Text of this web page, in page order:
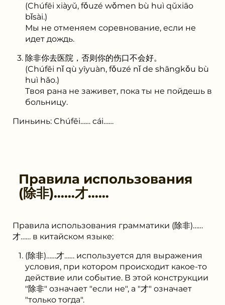
(Chúfēi xiàyǔ, fǒuzé wǒmen bù huì qǔxiāo
bǐsài.)
Мы не отменяем соревнование, если не
идет дождь.
除非你去医院，否则你的伤口不会好。
(Chúfēi nǐ qù yīyuàn, fǒuzé nǐ de shāngkǒu bù
huì hǎo.)
Твоя рана не заживет, пока ты не пойдешь в
больницу.
Пиньинь: Chúfēi…… cái……
Правила использования
(除⾮)……才……
Правила использования грамматики (除非)……
才…… в китайском языке:
(除非)……才…… используется для выражения
условия, при котором происходит какое-то
действие или событие. В этой конструкции
"除非" означает "если не", а "才" означает
"только тогда".